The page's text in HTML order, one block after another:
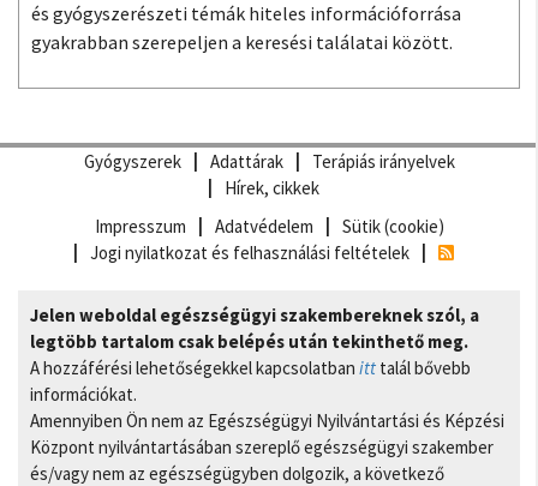
és gyógyszerészeti témák hiteles információforrása
gyakrabban szerepeljen a keresési találatai között.
Gyógyszerek Adattárak
Terápiás irányelvek
Hírek, cikkek
Impresszum
Adatvédelem
Sütik (cookie)
Jogi nyilatkozat és felhasználási feltételek
Jelen weboldal egészségügyi szakembereknek szól, a
legtöbb tartalom csak belépés után tekinthető meg.
A hozzáférési lehetőségekkel kapcsolatban itt talál bővebb
információkat.
Amennyiben Ön nem az Egészségügyi Nyilvántartási és Képzési
Központ nyilvántartásában szereplő egészségügyi szakember
és/vagy nem az egészségügyben dolgozik, a következő